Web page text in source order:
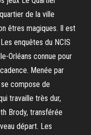
de la ville
êtres magiques. Il est
enquêtes du NCIS
Orléans connue pour
Menée par
se compose de
travaille très dur,
Brody, transférée
départ. Les